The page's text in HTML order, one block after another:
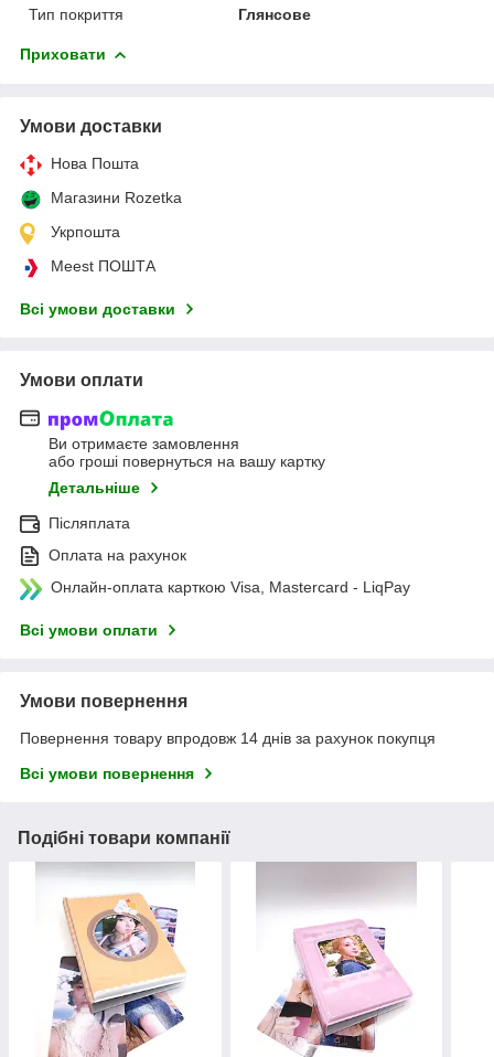
Тип покриття
Глянсове
Приховати
Умови доставки
Нова Пошта
Магазини Rozetka
Укрпошта
Meest ПОШТА
Всі умови доставки
Умови оплати
Ви отримаєте замовлення
або гроші повернуться на вашу картку
Детальніше
Післяплата
Оплата на рахунок
Онлайн-оплата карткою Visa, Mastercard - LiqPay
Всі умови оплати
Умови повернення
Повернення товару впродовж 14 днів за рахунок покупця
Всі умови повернення
Подібні товари компанії